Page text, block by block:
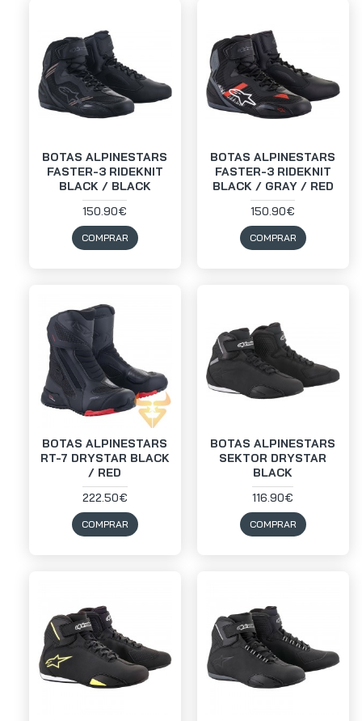
BOTAS ALPINESTARS
FASTER-3 RIDEKNIT
BLACK / BLACK
150.90€
COMPRAR
BOTAS ALPINESTARS
FASTER-3 RIDEKNIT
BLACK / GRAY / RED
150.90€
COMPRAR
BOTAS ALPINESTARS
RT-7 DRYSTAR BLACK
/ RED
222.50€
COMPRAR
BOTAS ALPINESTARS
SEKTOR DRYSTAR
BLACK
116.90€
COMPRAR